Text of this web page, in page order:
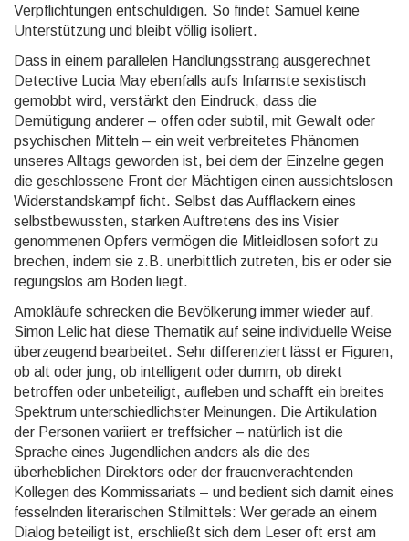
Verpflichtungen entschuldigen. So findet Samuel keine
Unterstützung und bleibt völlig isoliert.
Dass in einem parallelen Handlungsstrang ausgerechnet
Detective Lucia May ebenfalls aufs Infamste sexistisch
gemobbt wird, verstärkt den Eindruck, dass die
Demütigung anderer – offen oder subtil, mit Gewalt oder
psychischen Mitteln – ein weit verbreitetes Phänomen
unseres Alltags geworden ist, bei dem der Einzelne gegen
die geschlossene Front der Mächtigen einen aussichtslosen
Widerstandskampf ficht. Selbst das Aufflackern eines
selbstbewussten, starken Auftretens des ins Visier
genommenen Opfers vermögen die Mitleidlosen sofort zu
brechen, indem sie z.B. unerbittlich zutreten, bis er oder sie
regungslos am Boden liegt.
Amokläufe schrecken die Bevölkerung immer wieder auf.
Simon Lelic hat diese Thematik auf seine individuelle Weise
überzeugend bearbeitet. Sehr differenziert lässt er Figuren,
ob alt oder jung, ob intelligent oder dumm, ob direkt
betroffen oder unbeteiligt, aufleben und schafft ein breites
Spektrum unterschiedlichster Meinungen. Die Artikulation
der Personen variiert er treffsicher – natürlich ist die
Sprache eines Jugendlichen anders als die des
überheblichen Direktors oder der frauenverachtenden
Kollegen des Kommissariats – und bedient sich damit eines
fesselnden literarischen Stilmittels: Wer gerade an einem
Dialog beteiligt ist, erschließt sich dem Leser oft erst am